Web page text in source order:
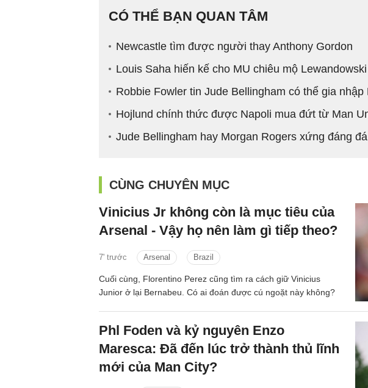
CÓ THỂ BẠN QUAN TÂM
Newcastle tìm được người thay Anthony Gordon
Louis Saha hiến kế cho MU chiêu mộ
Robbie Fowler tin Jude Bellingham có thể gia nhập
Hojlund chính thức được Napoli mua đứt từ Man
Jude Bellingham hay Morgan Rogers xứng đáng
CÙNG CHUYÊN MỤC
Vinicius Jr không còn là mục tiêu của
Arsenal - Vậy họ nên làm gì tiếp theo?
7' trước Arsenal Brazil
Cuối cùng, Florentino Perez cũng tìm ra cách giữ Vinicius
Junior ở lại Bernabeu. Có ai đoán được cú ngoặt này không?
Phl Foden và kỷ nguyên Enzo
Maresca: Đã đến lúc trở thành thủ lĩnh
mới của Man City?